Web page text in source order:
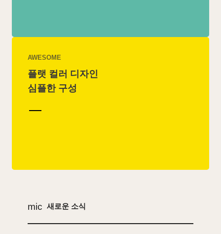
AWESOME
플랫 컬러 디자인
심플한 구성
mic 새로운 소식